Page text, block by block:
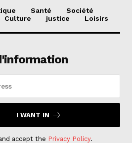
Santé
Société
Culture
justice Loisirs
I WANT IN
accept the Privacy Policy.